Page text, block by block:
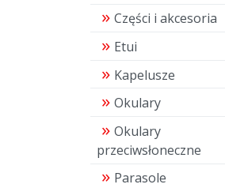
Części i akcesoria
Etui
Kapelusze
Okulary
Okulary
przeciwsłoneczne
Parasole